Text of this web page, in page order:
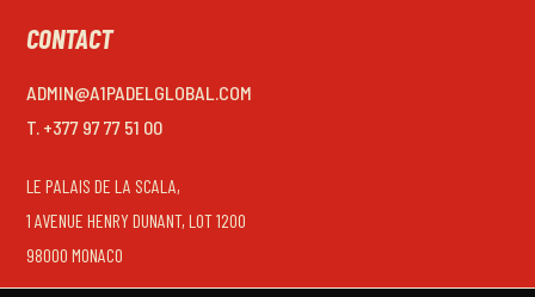
CONTACT
ADMIN@A1PADELGLOBAL.COM
T. +377 97 77 51 00
LE PALAIS DE LA SCALA,
1 AVENUE HENRY DUNANT, LOT 1200
98000 MONACO